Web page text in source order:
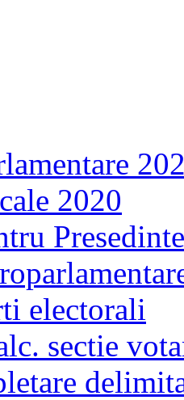
2020
electorali
sectie